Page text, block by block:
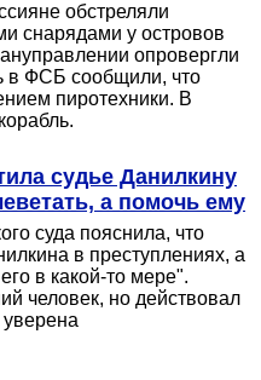
обстреляли
снарядами у островов
опровергли
в ФСБ сообщили, что
пиротехники. В
судье Данилкину
а помочь ему
суда пояснила, что
в преступлениях, а
в какой-то мере".
человек, но действовал